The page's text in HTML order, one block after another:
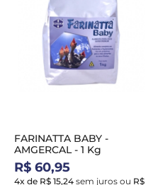
FARINATTA BABY -
AMGERCAL - 1 Kg
R$ 60,95
4x de R$ 15,24 sem juros ou R$